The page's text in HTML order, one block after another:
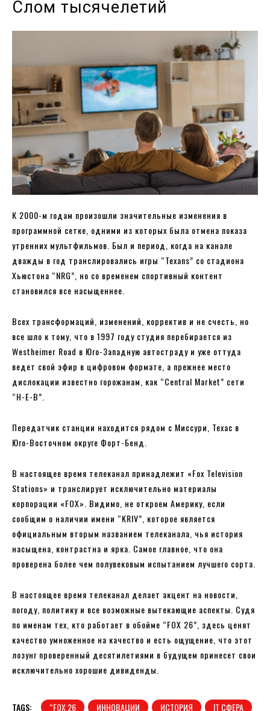
Слом тысячелетий
К 2000-м годам произошли значительные изменения в
программной сетке, одними из которых была отмена показа
утренних мультфильмов. Был и период, когда на канале
дважды в год транслировались игры “Texans” со стадиона
Хьюстона “NRG”, но со временем спортивный контент
становился все насыщеннее.
Всех трансформаций, изменений, корректив и не счесть, но
все шло к тому, что в 1997 году студия перебирается из
Westheimer Road в Юго-Западную автостраду и уже оттуда
ведет свой эфир в цифровом формате, а прежнее место
дислокации известно горожанам, как “Central Market” сети
“H-E-B”.
Передатчик станции находится рядом с Миссури, Техас в
Юго-Восточном округе Форт-Бенд.
В настоящее время телеканал принадлежит «Fox Television
Stations» и транслирует исключительно материалы
корпорации «FOX». Видимо, не откроем Америку, если
сообщим о наличии имени “KRIV”, которое является
официальным вторым названием телеканала, чья история
насыщена, контрастна и ярка. Самое главное, что она
проверена более чем полувековым испытанием лучшего сорта.
В настоящее время телеканал делает акцент на новости,
погоду, политику и все возможные вытекающие аспекты. Судя
по именам тех, кто работает в обойме “FOX 26”, здесь ценят
качество умноженное на качество и есть ощущение, что этот
лозунг проверенный десятилетиями в будущем принесет свои
исключительно хорошие дивиденды.
TAGS: “FOX 26 ИННОВАЦИИ ИСТОРИЯ ІТ СФЕРА